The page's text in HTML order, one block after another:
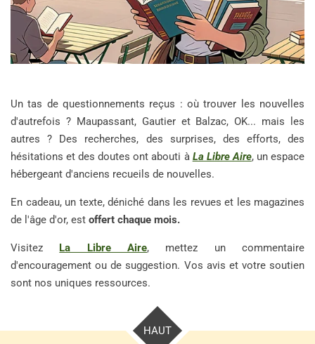
Un tas de questionnements reçus : où trouver les nouvelles
d'autrefois ? Maupassant, Gautier et Balzac, OK... mais les
autres ? Des recherches, des surprises, des efforts, des
hésitations et des doutes ont abouti à La Libre Aire, un espace
hébergeant d'anciens recueils de nouvelles.
En cadeau, un texte, déniché dans les revues et les magazines
de l'âge d'or, est offert chaque mois.
Visitez La Libre Aire, mettez un commentaire
d'encouragement ou de suggestion. Vos avis et votre soutien
sont nos uniques ressources.
HAUT